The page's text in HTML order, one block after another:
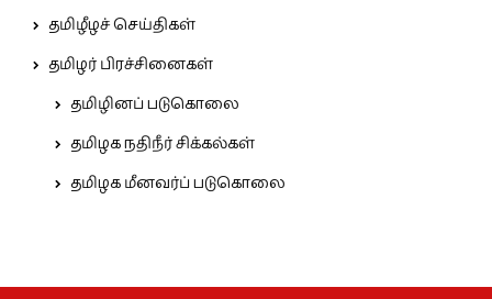
தமிழீழச் செய்திகள்
தமிழர் பிரச்சினைகள்
தமிழினப் படுகொலை
தமிழக நதிநீர் சிக்கல்கள்
தமிழக மீனவர்ப் படுகொலை